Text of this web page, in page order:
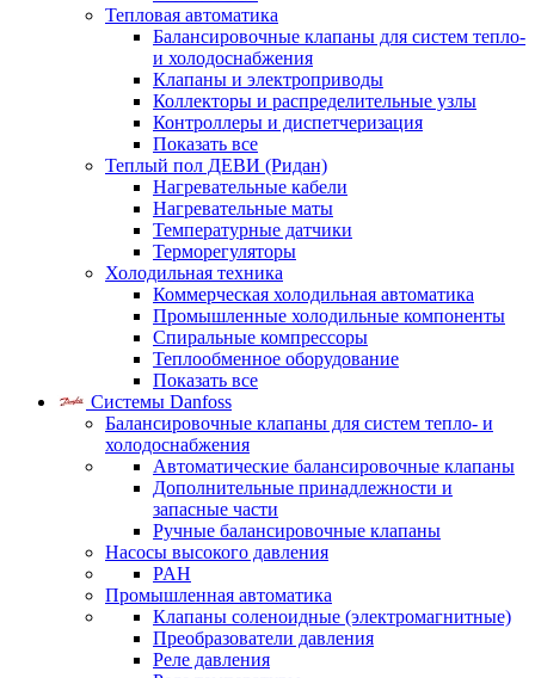
Тепловая автоматика
Балансировочные клапаны для систем тепло-
и холодоснабжения
Клапаны и электроприводы
Коллекторы и распределительные узлы
Контроллеры и диспетчеризация
Показать все
Теплый пол ДЕВИ (Ридан)
Нагревательные кабели
Нагревательные маты
Температурные датчики
Терморегуляторы
Холодильная техника
Коммерческая холодильная автоматика
Промышленные холодильные компоненты
Спиральные компрессоры
Теплообменное оборудование
Показать все
Системы Danfoss
Балансировочные клапаны для систем тепло- и
холодоснабжения
Автоматические балансировочные клапаны
Дополнительные принадлежности и
запасные части
Ручные балансировочные клапаны
Насосы высокого давления
PAH
Промышленная автоматика
Клапаны соленоидные (электромагнитные)
Преобразователи давления
Реле давления